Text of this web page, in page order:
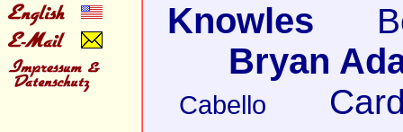
Knowles
Bryan
Cabello